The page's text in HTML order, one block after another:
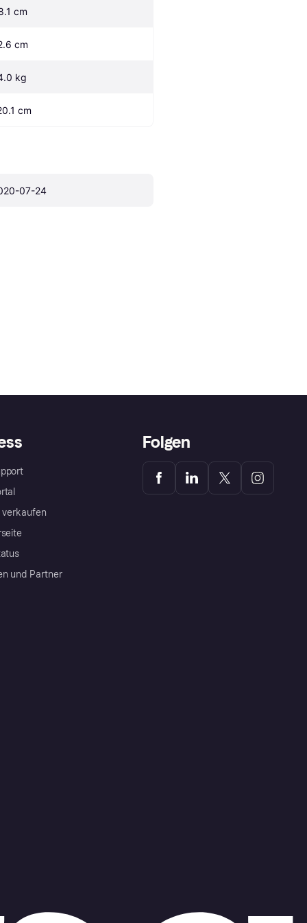
cm
cm
kg
cm
07-24
verkaufen
und Partner
Folgen